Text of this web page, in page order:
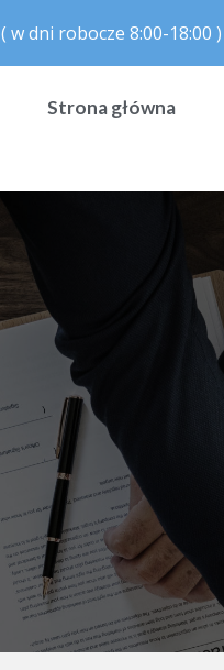
( w dni robocze 8:00-18:00 )
Strona główna